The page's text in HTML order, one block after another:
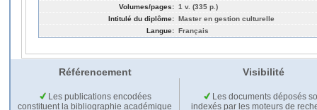
Volumes/pages: 1 v. (335 p.)
Intitulé du diplôme: Master en gestion culturelle
Langue: Français
Référencement Visibilité
Les publications encodées
constituent la bibliographie académique
Les documents déposés
indexés par les moteurs de